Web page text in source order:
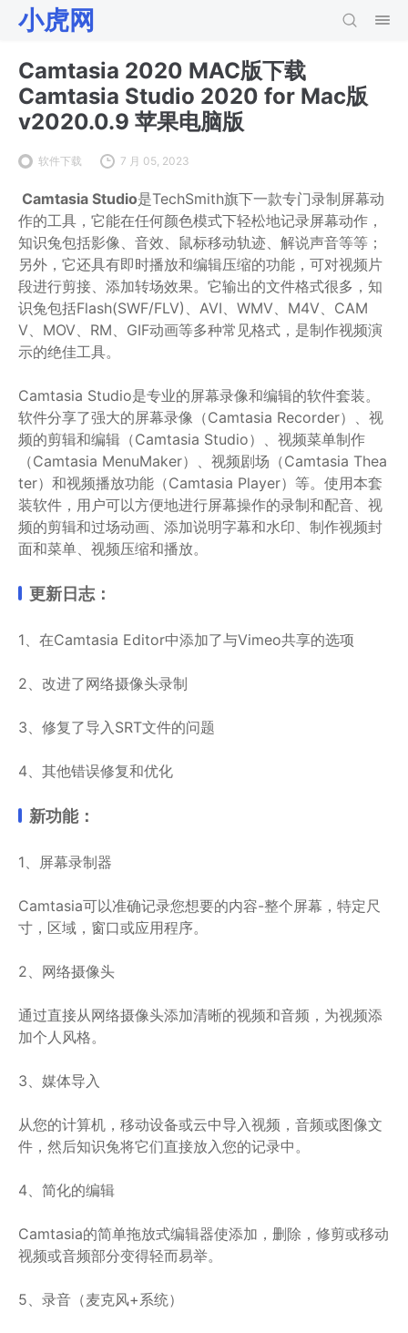
小虎网
Camtasia 2020 MAC版下载
Camtasia Studio 2020 for Mac版
v2020.0.9 苹果电脑版
软件下载 7 月 05, 2023
Camtasia Studio是TechSmith旗下一款专门录制屏幕动
作的工具，它能在任何颜色模式下轻松地记录屏幕动作，
知识兔包括影像、音效、鼠标移动轨迹、解说声音等等；
另外，它还具有即时播放和编辑压缩的功能，可对视频片
段进行剪接、添加转场效果。它输出的文件格式很多，知
识兔包括Flash(SWF/FLV)、AVI、WMV、M4V、CAM
V、MOV、RM、GIF动画等多种常见格式，是制作视频演
示的绝佳工具。
Camtasia Studio是专业的屏幕录像和编辑的软件套装。
软件分享了强大的屏幕录像（Camtasia Recorder）、视
频的剪辑和编辑（Camtasia Studio）、视频菜单制作
（Camtasia MenuMaker）、视频剧场（Camtasia Thea
ter）和视频播放功能（Camtasia Player）等。使用本套
装软件，用户可以方便地进行屏幕操作的录制和配音、视
频的剪辑和过场动画、添加说明字幕和水印、制作视频封
面和菜单、视频压缩和播放。
更新日志：
1、在Camtasia Editor中添加了与Vimeo共享的选项
2、改进了网络摄像头录制
3、修复了导入SRT文件的问题
4、其他错误修复和优化
新功能：
1、屏幕录制器
Camtasia可以准确记录您想要的内容-整个屏幕，特定尺
寸，区域，窗口或应用程序。
2、网络摄像头
通过直接从网络摄像头添加清晰的视频和音频，为视频添
加个人风格。
3、媒体导入
从您的计算机，移动设备或云中导入视频，音频或图像文
件，然后知识兔将它们直接放入您的记录中。
4、简化的编辑
Camtasia的简单拖放式编辑器使添加，删除，修剪或移动
视频或音频部分变得轻而易举。
5、录音（麦克风+系统）